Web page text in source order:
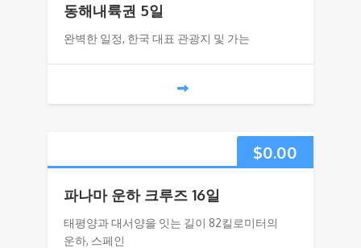
동해내륙권 5일
완벽한 일정, 한국 대표 관광지 및 가는
$0.00
파나마 운하 크루즈 16일
태평양과 대서양을 잇는 길이 82킬로미터의
운하, 스페인